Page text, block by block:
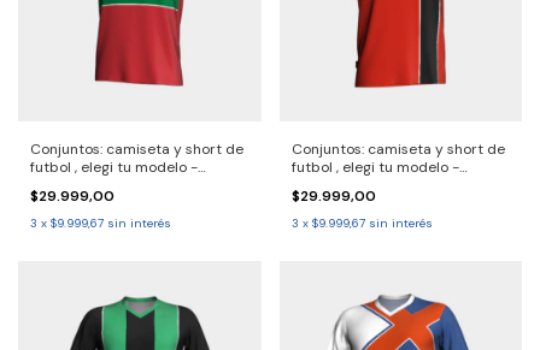
Conjuntos: camiseta y short de
futbol , elegi tu modelo -
Consulta demora entrega
30/40 dias
$29.999,00
3 x $9.999,67 sin interés
Conjuntos: camiseta y short de
futbol , elegi tu modelo -
Consulta demora entrega
30/40 dias
$29.999,00
3 x $9.999,67 sin interés